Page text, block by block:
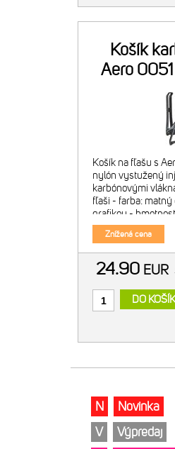
Košík
Aero
Košík na fľašu s
nylón vystužený
karbónovými
fľaši - farba:
grafikou -
Znížená cena
24.90 EUR
DO
N
Novinka
V
Výpredaj